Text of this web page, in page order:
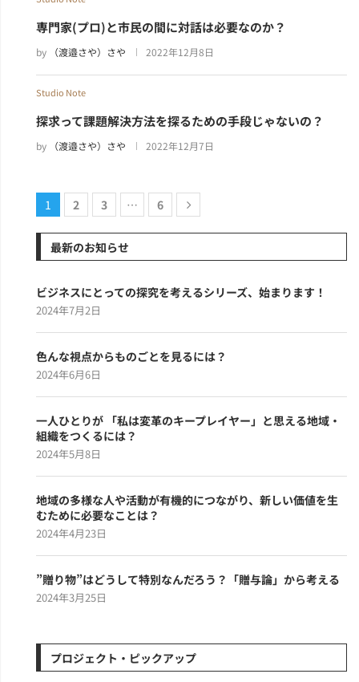
専門家(プロ)と市民の間に対話は必要なのか？
by （渡邉さや）さや 2022年12月8日
Studio Note
探求って課題解決方法を探るための手段じゃないの？
by （渡邉さや）さや 2022年12月7日
1 2 3 … 6
最新のお知らせ
ビジネスにとっての探究を考えるシリーズ、始まります！
2024年7月2日
色んな視点からものごとを見るには？
2024年6月6日
一人ひとりが 「私は変革のキープレイヤー」と思える地域・
組織をつくるには？
2024年5月8日
地域の多様な人や活動が有機的につながり、新しい価値を生
むために必要なことは？
2024年4月23日
”贈り物”はどうして特別なんだろう？「贈与論」から考える
2024年3月25日
プロジェクト・ピックアップ